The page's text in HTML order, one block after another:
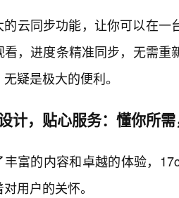
的云同步功能，让你可以在
看，进度条精准同步，无需
疑是极大的便利。
计，贴心服务：懂你所
丰富的内容和卓越的体验，
用户的关怀。